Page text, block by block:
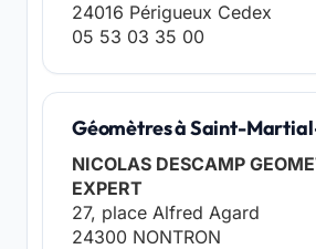
24016 Périgueux Cedex
05 53 03 35 00
Géomètres à Saint-
NICOLAS DESCAMP
EXPERT
27, place Alfred Agard
24300 NONTRON